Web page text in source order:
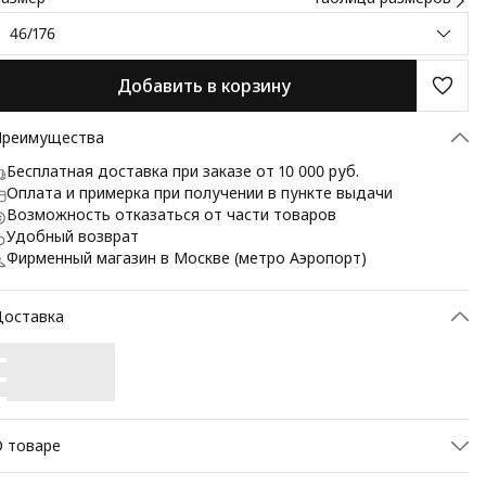
46/176
Добавить в корзину
Бесплатная доставка при заказе от 10 000 руб.
Оплата и примерка при получении в пункте выдачи
Возможность отказаться от части товаров
Удобный возврат
Фирменный магазин в Москве (метро Аэропорт)
товаре